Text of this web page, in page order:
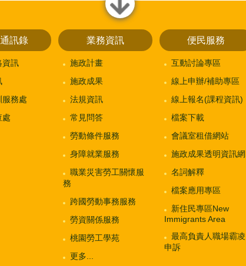
close
訊錄
資訊
服務處
處
業務資訊
施政計畫
施政成果
法規資訊
常見問答
勞動條件服務
身障就業服務
職業災害勞工關懷服
務
跨國勞動事務服務
勞資關係服務
桃園勞工學苑
更多...
便民服務
互動討論專區
線上申辦/補助專區
線上報名(課程資訊)
檔案下載
會議室租借網站
施政成果透明資訊網
名詞解釋
檔案應用專區
新住民專區New
Immigrants Area
最高負責人職場霸凌
申訴